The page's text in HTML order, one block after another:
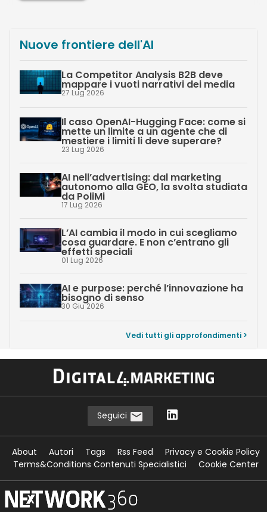
Nuove frontiere dell'AI
La Competitor Analysis B2B deve
mappare i vuoti narrativi dei media
27 Lug 2026
Il caso OpenAI-Hugging Face: come si
mette un limite a un agente che di
mestiere i limiti li deve superare?
23 Lug 2026
AI nell’advertising: dal marketing
autonomo alla GEO, la svolta studiata
da PoliMi
17 Lug 2026
L’AI cambia il modo in cui scegliamo
cosa guardare. E non c’entrano gli
effetti speciali
01 Lug 2026
AI e purpose: perché l’innovazione ha
bisogno di senso
30 Giu 2026
Vedi tutti gli approfondimenti >
Seguici
About Autori Tags Rss Feed
Privacy e Cookie Policy
Terms&Conditions Contenuti Specialistici
Cookie Center